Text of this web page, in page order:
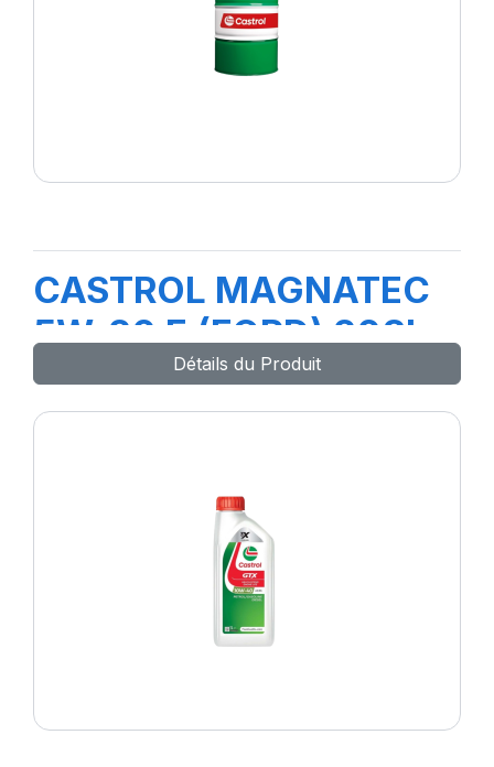
CASTROL MAGNATEC
5W-20 E (FORD) 208L
B5
Détails du Produit